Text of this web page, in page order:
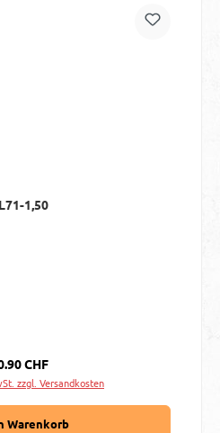
1,50
Preis:
CHF
zzgl. Versandkosten
Warenkorb